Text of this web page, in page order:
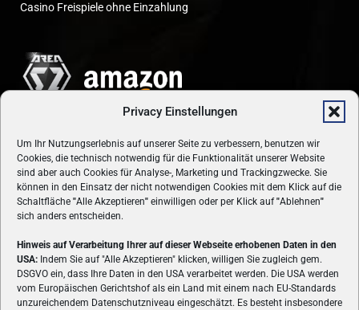
Privacy Einstellungen
Um Ihr Nutzungserlebnis auf unserer Seite zu verbessern, benutzen wir
Cookies, die technisch notwendig für die Funktionalität unserer Website
sind aber auch Cookies für Analyse-, Marketing und Trackingzwecke. Sie
können in den Einsatz der nicht notwendigen Cookies mit dem Klick auf die
Schaltfläche "Alle Akzeptieren" einwilligen oder per Klick auf"Ablehnen"
sich anders entscheiden.
Hinweis auf Verarbeitung Ihrer auf dieser Webseite erhobenen Daten in den
USA: Indem Sie auf "Alle Akzeptieren" klicken, willigen Sie zugleich gem.
DSGVO ein, dass Ihre Daten in den USA verarbeitet werden. Die USA werden
vom Europäischen Gerichtshof als ein Land mit einem nach EU-Standards
unzureichendem Datenschutzniveau eingeschätzt. Es besteht insbesondere
Casino Freispiele ohne Einzahlung
ÜBER UNS
VON GAMERN, FÜR GAMER! Gamers.at ist das älteste Online-